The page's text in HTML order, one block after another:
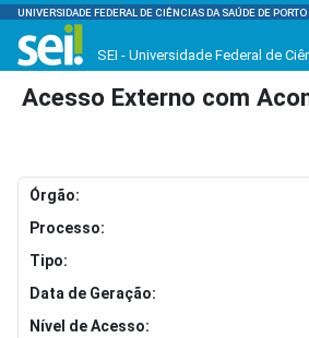
UNIVERSIDADE FEDERAL DE CIÊNCIAS DA SAÚDE DE PORTO
SEI - Universidade Federal de
Acesso Externo com
Órgão:
Processo:
Tipo:
Data de Geração:
Nível de Acesso: